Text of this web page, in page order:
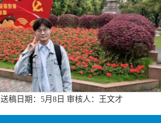
送稿日期：5月8日 审核人：王文才